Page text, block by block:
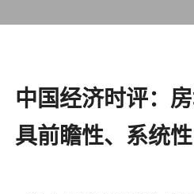
中国经济时评：
具前瞻性、系统性